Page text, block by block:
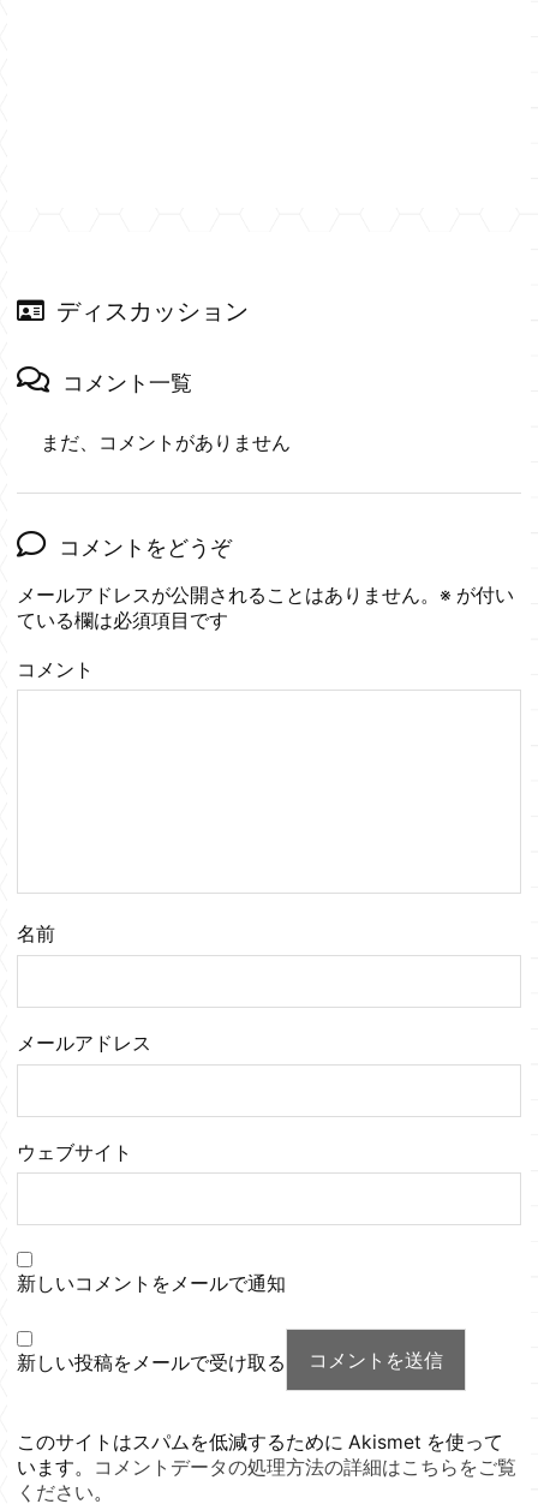
ディスカッション
コメント一覧
まだ、コメントがありません
コメントをどうぞ
メールアドレスが公開されることはありません。 ※ が付い
ている欄は必須項目です
コメント
名前
メールアドレス
ウェブサイト
新しいコメントをメールで通知
新しい投稿をメールで受け取る
このサイトはスパムを低減するために Akismet を使って
います。
コメントデータの処理方法の詳細はこちらをご覧
ください。